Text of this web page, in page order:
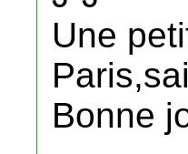
Une
Bonne